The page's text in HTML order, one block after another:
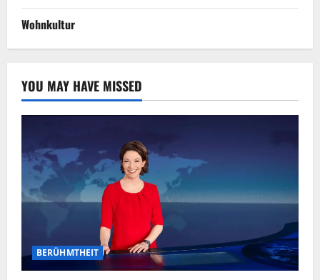
Wohnkultur
YOU MAY HAVE MISSED
BERÜHMTHEIT